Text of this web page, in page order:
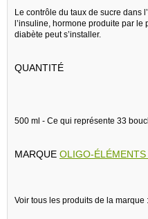
Le contrôle du taux de sucre dans
l’insuline, hormone produite par le
diabète peut s’installer.
QUANTITÉ
500 ml - Ce qui représente 33
MARQUE OLIGO-ÉLÉMENTS
Voir tous les produits de la marque :